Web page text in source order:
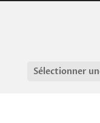
Sélectionner